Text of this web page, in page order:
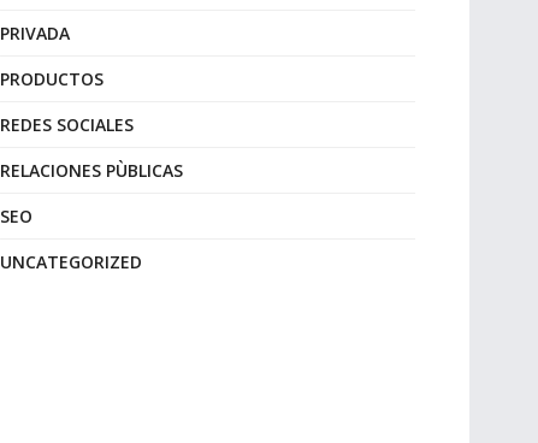
PRIVADA
PRODUCTOS
REDES SOCIALES
RELACIONES PÙBLICAS
SEO
UNCATEGORIZED